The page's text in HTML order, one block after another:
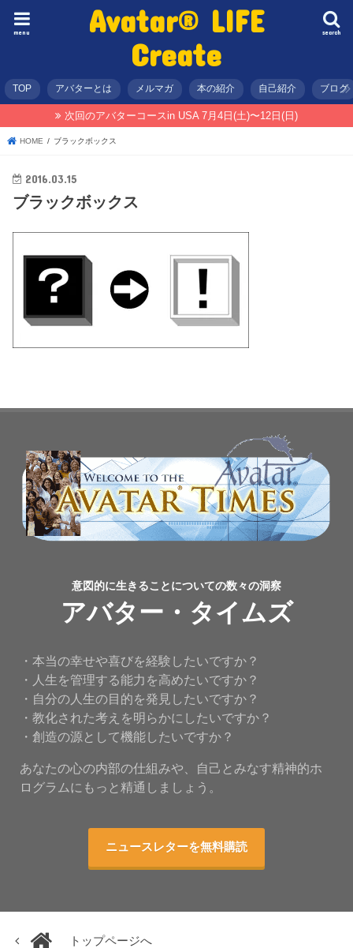
Avatar® LIFE
Create
search
menu
TOP アバターとは メルマガ 本の紹介 自己紹介 ブログ
次回のアバターコースin USA 7月4日(土)〜12日(日)
HOME ブラックボックス
2016.03.15
ブラックボックス
意図的に生きることについての数々の洞察
アバター・タイムズ
・本当の幸せや喜びを経験したいですか？
・人生を管理する能力を高めたいですか？
・自分の人生の目的を発見したいですか？
・教化された考えを明らかにしたいですか？
・創造の源として機能したいですか？
あなたの心の内部の仕組みや、自己とみなす精神的ホ
ログラムにもっと精通しましょう。
ニュースレターを無料購読
トップページへ